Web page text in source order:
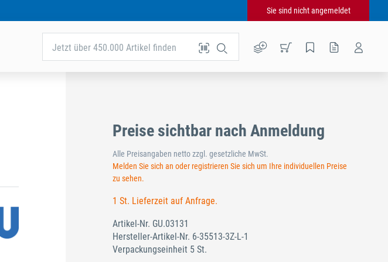
Sie sind nicht angemeldet
Jetzt über 450.000 Artikel finden
Preise sichtbar nach Anmeldung
Alle Preisangaben netto zzgl. gesetzliche MwSt.
Melden Sie sich an oder registrieren Sie sich um Ihre individuellen Preise
zu sehen.
1 St. Lieferzeit auf Anfrage.
Artikel-Nr. GU.03131
Hersteller-Artikel-Nr. 6-35513-3Z-L-1
Verpackungseinheit 5 St.